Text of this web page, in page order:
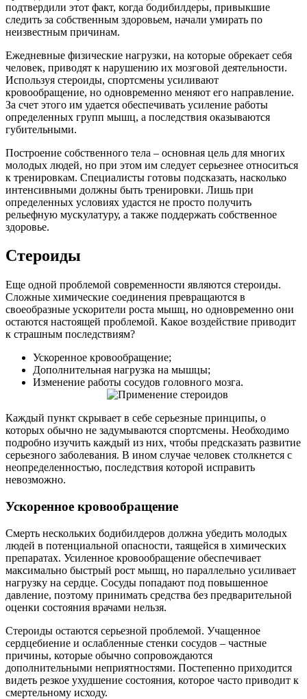
подтвердили этот факт, когда бодибилдеры, привыкшие
следить за собственным здоровьем, начали умирать по
неизвестным причинам.
Ежедневные физические нагрузки, на которые обрекает себя
человек, приводят к нарушению их мозговой деятельности.
Используя стероиды, спортсмены усиливают
кровообращение, но одновременно меняют его направление.
За счет этого им удается обеспечивать усиление работы
определенных групп мышц, а последствия оказываются
губительными.
Построение собственного тела – основная цель для многих
молодых людей, но при этом им следует серьезнее относиться
к тренировкам. Специалисты готовы подсказать, насколько
интенсивными должны быть тренировки. Лишь при
определенных условиях удастся не просто получить
рельефную мускулатуру, а также поддержать собственное
здоровье.
Стероиды
Еще одной проблемой современности являются стероиды.
Сложные химические соединения превращаются в
своеобразные ускорители роста мышц, но одновременно они
остаются настоящей проблемой. Какое воздействие приводит
к страшным последствиям?
Ускоренное кровообращение;
Дополнительная нагрузка на мышцы;
Изменение работы сосудов головного мозга.
Каждый пункт скрывает в себе серьезные принципы, о
которых обычно не задумываются спортсмены. Необходимо
подробно изучить каждый из них, чтобы предсказать развитие
серьезного заболевания. В ином случае человек столкнется с
неопределенностью, последствия которой исправить
невозможно.
Ускоренное кровообращение
Смерть нескольких бодибилдеров должна убедить молодых
людей в потенциальной опасности, таящейся в химических
препаратах. Усиленное кровообращение обеспечивает
максимально быстрый рост мышц, но параллельно усиливает
нагрузку на сердце. Сосуды попадают под повышенное
давление, поэтому принимать средства без предварительной
оценки состояния врачами нельзя.
Стероиды остаются серьезной проблемой. Учащенное
сердцебиение и ослабленные стенки сосудов – частные
причины, которые обычно сопровождаются
дополнительными неприятностями. Постепенно приходится
видеть резкое ухудшение состояния, которое часто приводит к
смертельному исходу.